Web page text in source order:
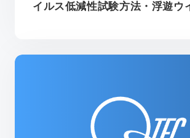
イルス低減性試験方法・浮遊ウ